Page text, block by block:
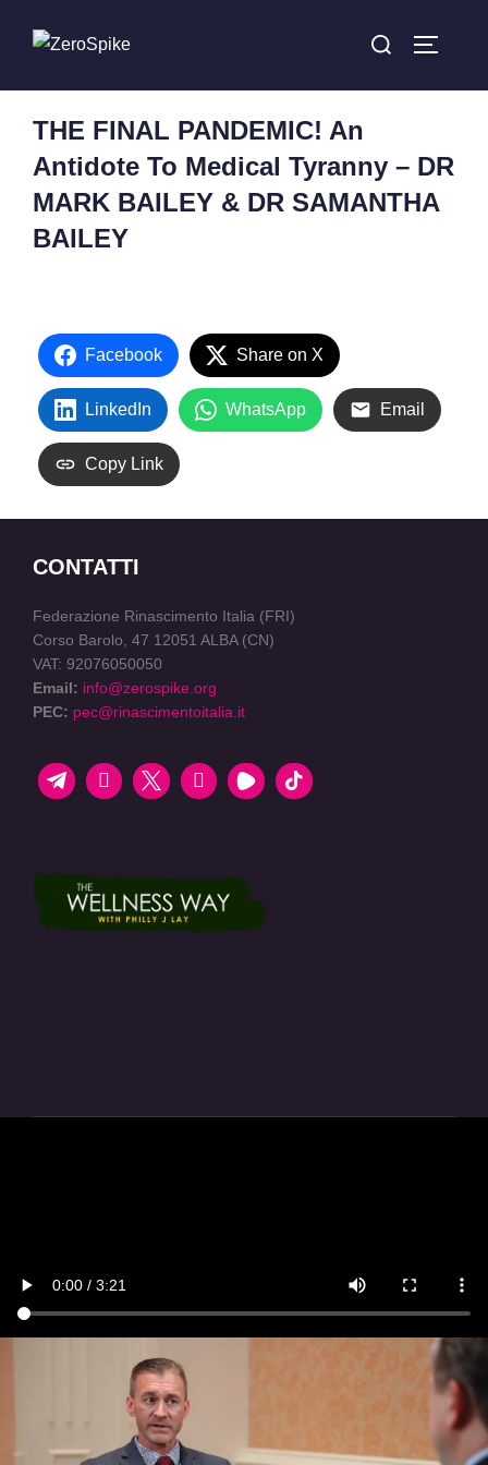
THE FINAL PANDEMIC! An
Antidote To Medical Tyranny – DR
MARK BAILEY & DR SAMANTHA
BAILEY
Facebook Share on X
LinkedIn WhatsApp Email
Copy Link
CONTATTI
Federazione Rinascimento Italia (FRI)
Corso Barolo, 47 12051 ALBA (CN)
VAT: 92076050050
Email: info@zerospike.org
PEC: pec@rinascimentoitalia.it